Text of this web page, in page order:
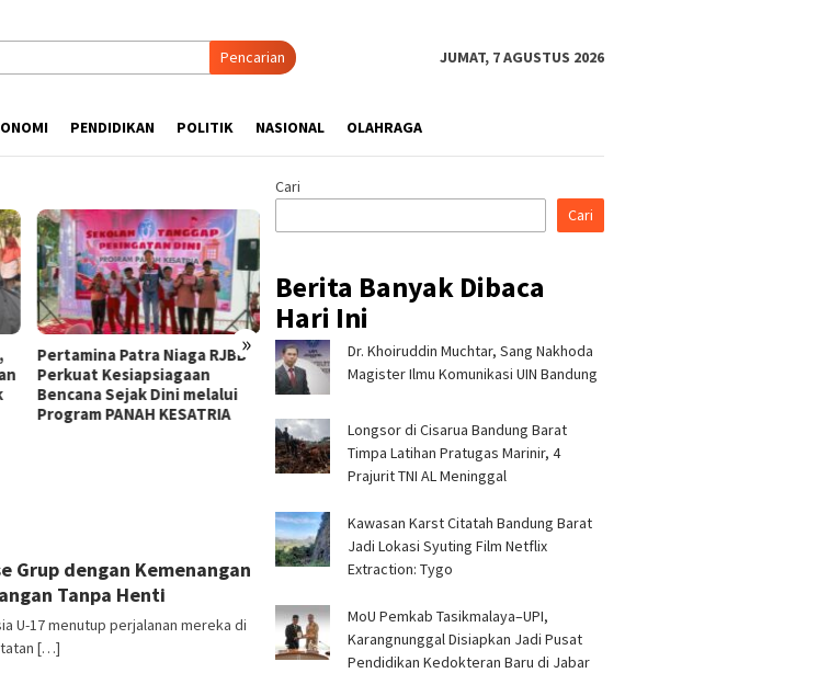
Pencarian JUMAT, 7 AGUSTUS 2026
PENDIDIKAN POLITIK NASIONAL OLAHRAGA
»
Pertamina Patra Niaga RJBB
Perkuat Kesiapsiagaan
Bencana Sejak Dini melalui
Program PANAH KESATRIA
Silaturahmi ke Ponpes Baitul
Hikmah, Kapolres
Tasikmalaya Minta Dukungan
Ulama Jaga Keamanan
Pertamina Patra Niaga, PLN
Nusantara Power UP
bagi Anak Penyintas Gempa
di Sigi
Grup dengan Kemenangan
Tanpa Henti
U-17 menutup perjalanan mereka di
[…]
Cari
Cari
Berita Banyak Dibaca
Hari Ini
Dr. Khoiruddin Muchtar, Sang Nakhoda
Magister Ilmu Komunikasi UIN Bandung
Longsor di Cisarua Bandung Barat
Timpa Latihan Pra­tugas Marinir, 4
Prajurit TNI AL Meninggal
Kawasan Karst Citatah Bandung Barat
Jadi Lokasi Syuting Film Netflix
Extraction: Tygo
MoU Pemkab Tasikmalaya–UPI,
Karangnunggal Disiapkan Jadi Pusat
Pendidikan Kedokteran Baru di Jabar